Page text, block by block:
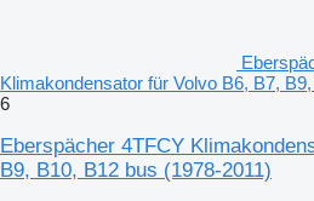
Klimakondensator für Volvo B6, B7,
6
Eberspächer 4TFCY
B9, B10, B12 bus (1978-2011)